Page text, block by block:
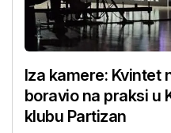
Iza kamere: Kvintet
boravio na praksi u
klubu Partizan